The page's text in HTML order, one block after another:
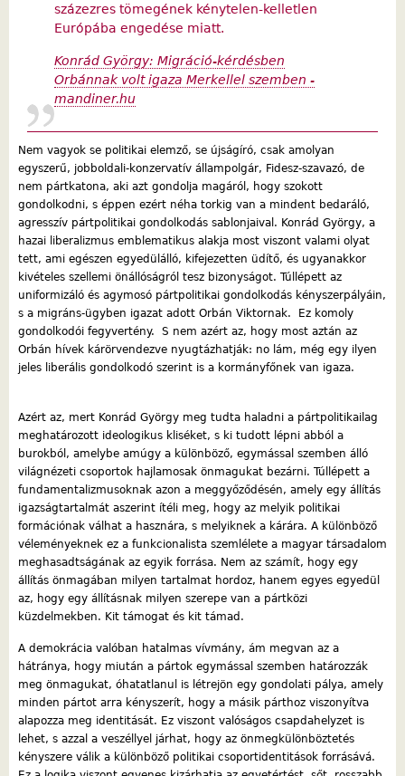
százezres tömegének kénytelen-kelletlen
Európába engedése miatt.
Konrád György: Migráció-kérdésben
Orbánnak volt igaza Merkellel szemben -
mandiner.hu
Nem vagyok se politikai elemző, se újságíró, csak amolyan
egyszerű, jobboldali-konzervatív állampolgár, Fidesz-szavazó, de
nem pártkatona, aki azt gondolja magáról, hogy szokott
gondolkodni, s éppen ezért néha torkig van a mindent bedaráló,
agresszív pártpolitikai gondolkodás sablonjaival. Konrád György, a
hazai liberalizmus emblematikus alakja most viszont valami olyat
tett, ami egészen egyedülálló, kifejezetten üdítő, és ugyanakkor
kivételes szellemi önállóságról tesz bizonyságot. Túllépett az
uniformizáló és agymosó pártpolitikai gondolkodás kényszerpályáin,
s a migráns-ügyben igazat adott Orbán Viktornak. Ez komoly
gondolkodói fegyvertény. S nem azért az, hogy most aztán az
Orbán hívek kárörvendezve nyugtázhatják: no lám, még egy ilyen
jeles liberális gondolkodó szerint is a kormányfőnek van igaza.
Azért az, mert Konrád György meg tudta haladni a pártpolitikailag
meghatározott ideologikus kliséket, s ki tudott lépni abból a
burokból, amelybe amúgy a különböző, egymással szemben álló
világnézeti csoportok hajlamosak önmagukat bezárni. Túllépett a
fundamentalizmusoknak azon a meggyőződésén, amely egy állítás
igazságtartalmát aszerint ítéli meg, hogy az melyik politikai
formációnak válhat a hasznára, s melyiknek a kárára. A különböző
véleményeknek ez a funkcionalista szemlélete a magyar társadalom
meghasadtságának az egyik forrása. Nem az számít, hogy egy
állítás önmagában milyen tartalmat hordoz, hanem egyes egyedül
az, hogy egy állításnak milyen szerepe van a pártközi
küzdelmekben. Kit támogat és kit támad.
A demokrácia valóban hatalmas vívmány, ám megvan az a
hátránya, hogy miután a pártok egymással szemben határozzák
meg önmagukat, óhatatlanul is létrejön egy gondolati pálya, amely
minden pártot arra kényszerít, hogy a másik párthoz viszonyítva
alapozza meg identitását. Ez viszont valóságos csapdahelyzet is
lehet, s azzal a veszéllyel járhat, hogy az önmegkülönböztetés
kényszere válik a különböző politikai csoportidentitások forrásává.